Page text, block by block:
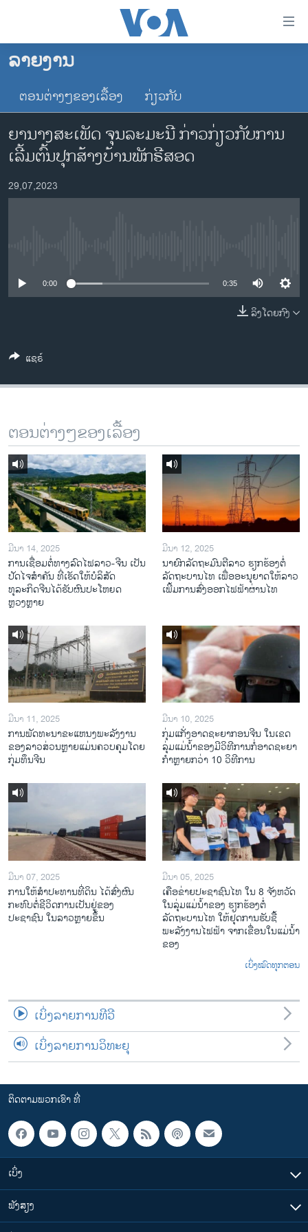
ເຂົ້າ
ຂ້າມ
ຂ້າມ
ໄປ
ຫາ
ຊອກ
ຄົ້ນ
ໂຮມເພຈ
ລາວ
ການເລືອກຕັ້ງ ປະທານາທີບໍດີ ສະຫະລັດ 2024
ໂລກ
ຊຸມຊົນຊາວລາວ
ພາສາອັງກິດ
ວີດີໂອ
ລາຍການກະຈາຍສຽງ
ລາຍງານ
ຕິດຕາມພວກເຮົາ ທີ່
ພາສາຕ່າງໆ
ລາຍງານ
ຕອນຕ່າງໆຂອງເລື້ອງ ກ່ຽວກັບ
ຍານາງສະເພັດ ຈຸນລະມະນີ ກ່າວກ່ຽວກັບການ
ເລີ້ມຕົ້ນປຸກສ້າງບ້ານພັກຣີສອດ
29,07,2023
0:00 0:35
ລິງໂດຍກົງ
ແຊຣ໌
ຕອນຕ່າງໆຂອງເລື້ອງ
ມີນາ 14, 2025
ການເຊື່ອມຕໍ່ທາງລົດໄຟລາວ-ຈີນ ເປັນ
ປັດໄຈສໍາຄັນ ທີ່ເຮັດໃຫ້ບໍລິສັດ
ທຸລະກິດຈີນໄດ້ຮັບຜົນປະໂຫຍດ
ຫຼວງຫຼາຍ
ມີນາ 12, 2025
ນາຍົກລັດຖະມົນຕີລາວ ຮຽກຮ້ອງຕໍ່
ລັດຖະບານໄທ ເພື່ອອະນຸຍາດໃຫ້ລາວ
ເພີ້ມການສົ່ງອອກໄຟຟ້າຜ່ານໄທ
ມີນາ 11, 2025
ການພັດທະນາຂະແຫນງພະລັງງານ
ຂອງລາວສ່ວນຫຼາຍແມ່ນຄວບຄຸມໂດຍ
ກຸ່ມທຶນຈີນ
ມີນາ 10, 2025
ກຸ່ມແກັ່ງອາດຊະຍາກອນຈີນ ໃນເຂດ
ລຸ່ມແມ່ນໍ້າຂອງມີວິທີການກໍ່ອາດຊະຍາ
ກຳຫຼາຍກວ່າ 10 ວິທີການ
ມີນາ 07, 2025
ການໃຫ້ສໍາປະທານທີ່ດິນ ໄດ້ສົ່ງຜົນ
ກະທົບຕໍ່ຊີວິດການເປັນຢູ່ຂອງ
ປະຊາຊົນ ໃນລາວຫຼາຍຂຶ້ນ
ມີນາ 05, 2025
ເຄືອ​ຂ່າຍ​ປະຊາຊົນໄທ​ ໃນ 8 ຈັງຫວັດ
ໃນ​ລຸ່ມ​ແມ່​ນ້ຳ​ຂອງ ຮຽກຮ້ອງຕໍ່
ລັດຖະບານໄທ ໃຫ້ຢຸດການຮັບຊື້
ພະລັງງານໄຟຟ້າ ຈາກເຂື່ອນໃນແມ່ນ້ຳ
ຂອງ
ເບິ່ງໝົດທຸກຕອນ
ເບິ່ງລາຍການທີວີ
ເບິ່ງລາຍການວິທະຍຸ
ຕິດຕາມພວກເຮົາ ທີ່
ເບິ່ງ
ຟັງສຽງ